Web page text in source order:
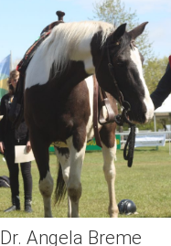
Dr. Angela Breme